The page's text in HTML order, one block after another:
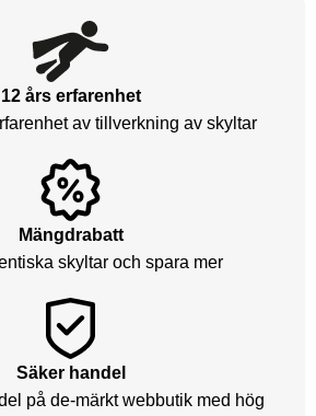
12 års erfarenhet
av tillverkning av skyltar
Mängdrabatt
skyltar och spara mer
Säker handel
på de-märkt webbutik med hög